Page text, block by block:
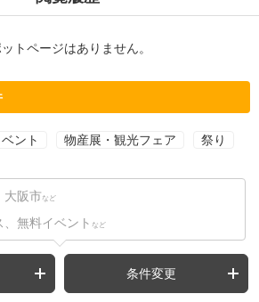
トページはありません。
ント 物産展・観光フェア 祭り
大阪市 など
、無料イベント など
条件変更